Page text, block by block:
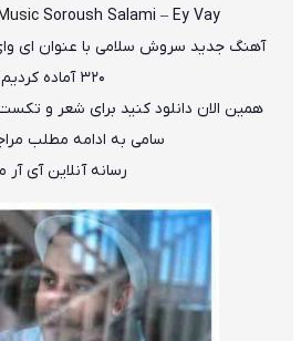
Soroush Salami – Ey Vay
آهنگ جدید سروش سلامی با عنوان ای
۳۲۰ آماده کردیم
همین الان دانلود کنید برای شعر و
سامی به ادامه مطلب
رسانه آنلاین آی آر